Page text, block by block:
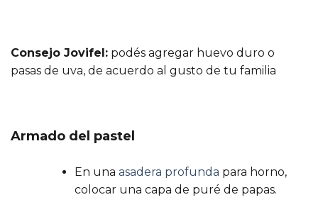
Consejo Jovifel: podés agregar huevo duro o
pasas de uva, de acuerdo al gusto de tu familia
Armado del pastel
En una asadera profunda para horno,
colocar una capa de puré de papas.